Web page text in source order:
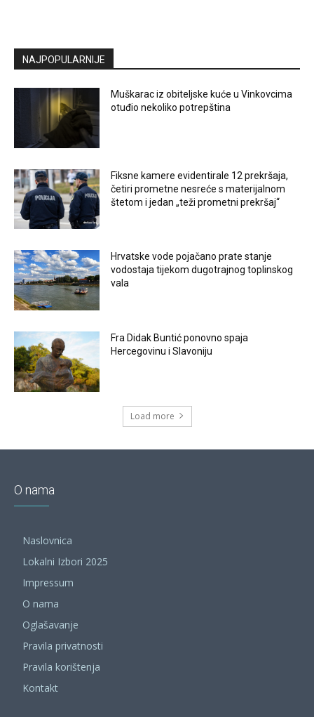
NAJPOPULARNIJE
Muškarac iz obiteljske kuće u Vinkovcima
otuđio nekoliko potrepština
Fiksne kamere evidentirale 12 prekršaja,
četiri prometne nesreće s materijalnom
štetom i jedan „teži prometni prekršaj“
Hrvatske vode pojačano prate stanje
vodostaja tijekom dugotrajnog toplinskog
vala
Fra Didak Buntić ponovno spaja
Hercegovinu i Slavoniju
Load more
O nama
Naslovnica
Lokalni Izbori 2025
Impressum
O nama
Oglašavanje
Pravila privatnosti
Pravila korištenja
Kontakt